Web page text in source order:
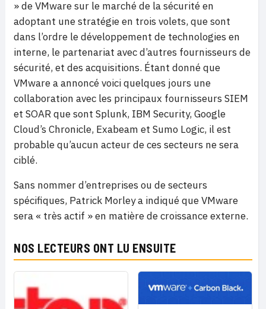
» de VMware sur le marché de la sécurité en
adoptant une stratégie en trois volets, que sont
dans l’ordre le développement de technologies en
interne, le partenariat avec d’autres fournisseurs de
sécurité, et des acquisitions. Étant donné que
VMware a annoncé voici quelques jours une
collaboration avec les principaux fournisseurs SIEM
et SOAR que sont Splunk, IBM Security, Google
Cloud’s Chronicle, Exabeam et Sumo Logic, il est
probable qu’aucun acteur de ces secteurs ne sera
ciblé.
Sans nommer d’entreprises ou de secteurs
spécifiques, Patrick Morley a indiqué que VMware
sera « très actif » en matière de croissance externe.
NOS LECTEURS ONT LU ENSUITE